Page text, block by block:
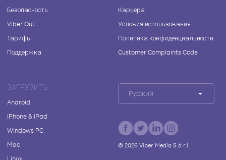
Безопасность
Viber Out
Тарифы
Поддержка
Карьера
Условия использования
Политика конфиденциальности
Customer Complaints Code
ЗАГРУЗИТЬ
Android
iPhone & iPad
Windows PC
Mac
Русский
© 2026Viber Media S.à r.l.